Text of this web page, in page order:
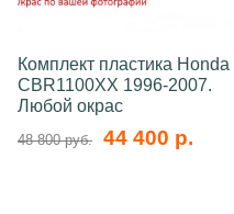
Комплект пластика Honda
CBR1100XX 1996-2007.
Любой окрас
48 800 руб. 44 400 р.